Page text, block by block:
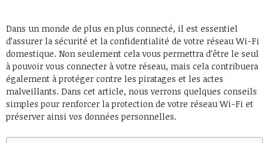
Dans un monde de plus en plus connecté, il est essentiel
d’assurer la sécurité et la confidentialité de votre réseau Wi-Fi
domestique. Non seulement cela vous permettra d’être le seul
à pouvoir vous connecter à votre réseau, mais cela contribuera
également à protéger contre les piratages et les actes
malveillants. Dans cet article, nous verrons quelques conseils
simples pour renforcer la protection de votre réseau Wi-Fi et
préserver ainsi vos données personnelles.